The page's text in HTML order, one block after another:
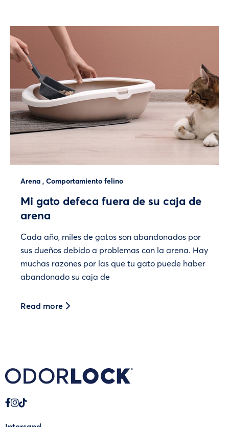
Arena , Comportamiento felino
Mi gato defeca fuera de su caja de
arena
Cada año, miles de gatos son abandonados por
sus dueños debido a problemas con la arena. Hay
muchas razones por las que tu gato puede haber
abandonado su caja de
Read more